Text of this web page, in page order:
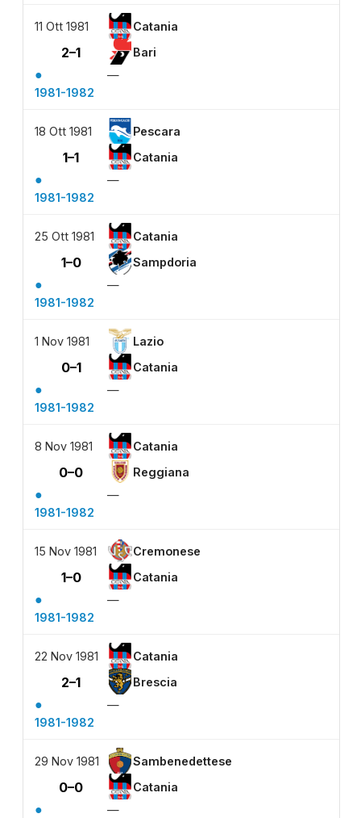
11 Ott 1981 Catania
2–1 Bari
●
—
1981-1982
18 Ott 1981 Pescara
1–1 Catania
●
—
1981-1982
25 Ott 1981 Catania
1–0 Sampdoria
●
—
1981-1982
1 Nov 1981 Lazio
0–1 Catania
●
—
1981-1982
8 Nov 1981 Catania
0–0 Reggiana
●
—
1981-1982
15 Nov 1981 Cremonese
1–0 Catania
●
—
1981-1982
22 Nov 1981 Catania
2–1 Brescia
●
—
1981-1982
29 Nov 1981 Sambenedettese
0–0 Catania
●
—